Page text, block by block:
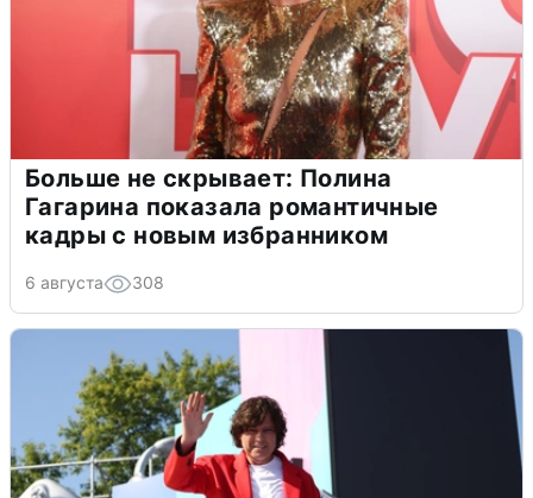
Больше не скрывает: Полина
Гагарина показала романтичные
кадры с новым избранником
6 августа 308